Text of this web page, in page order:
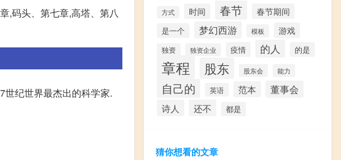
,码头、第七章,高塔、第八
世纪世界最杰出的科学家.
方式 时间 春节 春节期间
是一个 梦幻西游 模板 游戏
独资 独资企业 疫情 的人 的是
章程 股东 股东会 能力
自己的 英语 范本 董事会
诗人 还不 都是
猜你想看的文章